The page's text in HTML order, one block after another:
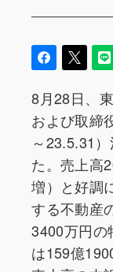
8月28日、
および取締
～23.5.31
た。売上高
増）と好調
する不動産
3400万円の
は159億